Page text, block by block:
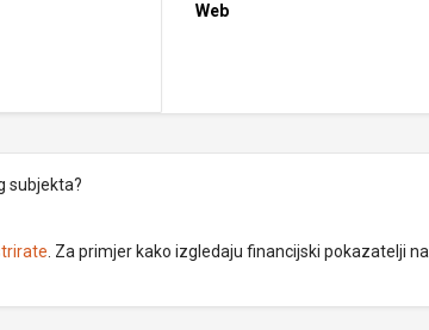
Web
subjekta?
. Za primjer kako izgledaju financijski pokazatelji na